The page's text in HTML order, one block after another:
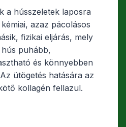
a hússzeletek laposra
azaz pácolásos
fizikai eljárás, mely
puhább,
és könnyebben
ütögetés hatására az
kollagén fellazul.